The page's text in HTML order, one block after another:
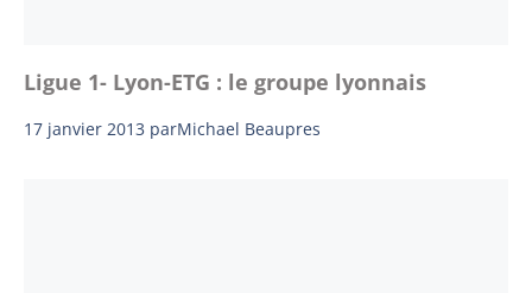
Ligue 1- Lyon-ETG : le groupe lyonnais
17 janvier 2013 parMichael Beaupres